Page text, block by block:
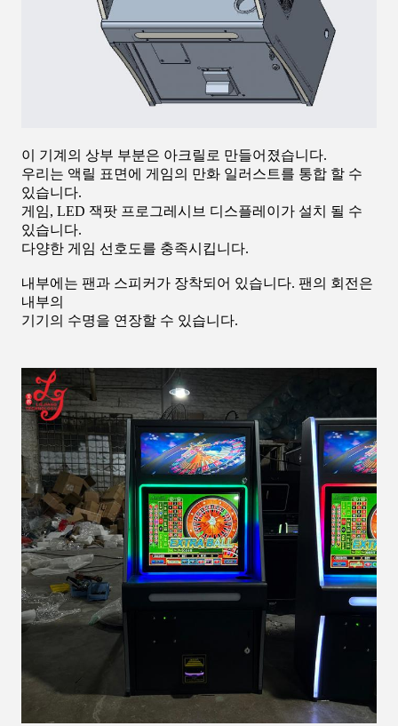
이 기계의 상부 부분은 아크릴로 만들어졌습니다.
우리는 액릴 표면에 게임의 만화 일러스트를 통합 할 수
있습니다.
게임, LED 잭팟 프로그레시브 디스플레이가 설치 될 수
있습니다.
다양한 게임 선호도를 충족시킵니다.
내부에는 팬과 스피커가 장착되어 있습니다. 팬의 회전은
내부의
기기의 수명을 연장할 수 있습니다.